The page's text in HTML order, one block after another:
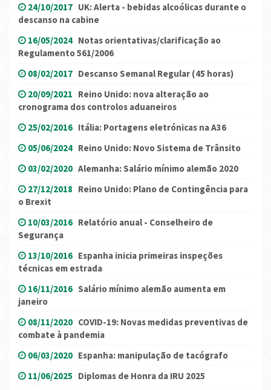
24/10/2017 UK: Alerta - bebidas alcoólicas durante o
descanso na cabine
16/05/2024 Notas orientativas/clarificação ao
Regulamento 561/2006
08/02/2017 Descanso Semanal Regular (45 horas)
20/09/2021 Reino Unido: nova alteração ao
cronograma dos controlos aduaneiros
25/02/2016 Itália: Portagens eletrónicas na A36
05/06/2024 Reino Unido: Novo Sistema de Trânsito
03/02/2020 Alemanha: Salário mínimo alemão 2020
27/12/2018 Reino Unido: Plano de Contingência para
o Brexit
10/03/2016 Relatório anual - Conselheiro de
Segurança
13/10/2016 Espanha inicia primeiras inspeções
técnicas em estrada
16/11/2016 Salário mínimo alemão aumenta em
janeiro
08/11/2020 COVID-19: Novas medidas preventivas de
combate à pandemia
06/03/2020 Espanha: manipulação de tacógrafo
11/06/2025 Diplomas de Honra da IRU 2025